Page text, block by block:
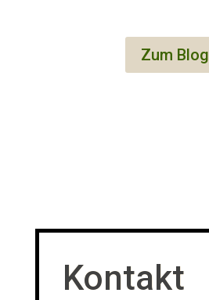
Zum Blog
Kontakt